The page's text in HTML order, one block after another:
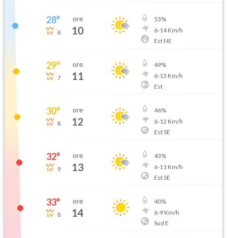
28°
6
ore
10
53%
6-14Km/h
Est NE
29°
7
ore
11
49%
6-13 Km/h
Est
30°
8
ore
12
46%
6-12 Km/h
Est SE
32°
9
ore
13
43%
6-11 Km/h
Est SE
33°
8
ore
14
40%
6-9Km/h
Sud E